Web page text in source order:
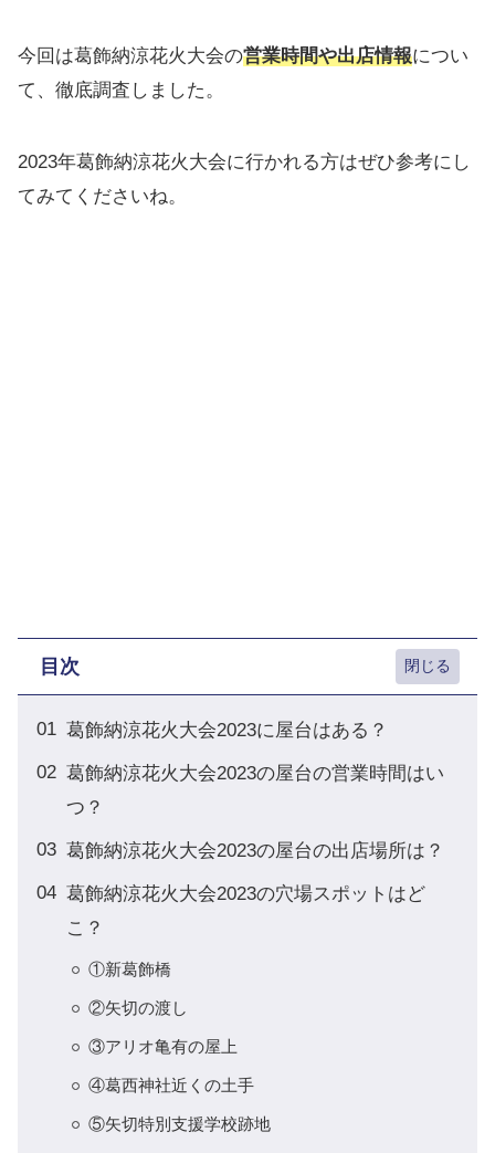
今回は葛飾納涼花火大会の営業時間や出店情報につい
て、徹底調査しました。
2023年葛飾納涼花火大会に行かれる方はぜひ参考にし
てみてくださいね。
目次
葛飾納涼花火大会2023に屋台はある？
葛飾納涼花火大会2023の屋台の営業時間はい
つ？
葛飾納涼花火大会2023の屋台の出店場所は？
葛飾納涼花火大会2023の穴場スポットはど
こ？
①新葛飾橋
②矢切の渡し
③アリオ亀有の屋上
④葛西神社近くの土手
⑤矢切特別支援学校跡地